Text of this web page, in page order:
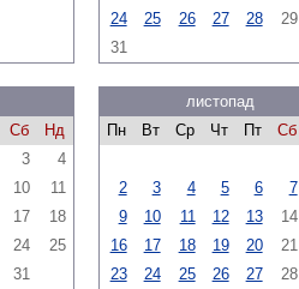
24
25 26 27 28 29
31
Сб
Нд
3
4
10
11
17
18
24
25
31
листопад
Пн
Вт Ср Чт Пт Сб
2
3 4 5 6 7
9
10 11 12 13 14
16
17 18 19 20 21
23
24 25 26 27 28